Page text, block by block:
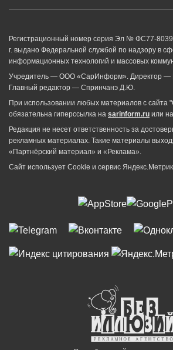
Регистрационный номер серия Эл № ФС77-
г. выдано Федеральной службой по надзору в
информационных технологий и массовых
Учредитель — ООО «СарИнформ». Директор —
Главный редактор — Спринчанэ Д.Ю.
При использовании любых материалов с
обязательна гиперссылка на sarinform.ru или
Редакция не несет ответственность за
рекламных материалах. Такие материалы
«Партнёрский материал» и «Реклама».
Сайт использует Cookie и сервиc